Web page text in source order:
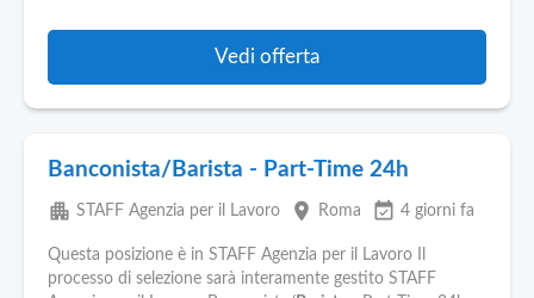
Vedi offerta
Banconista/Barista - Part-Time 24h
apartment STAFF Agenzia per il Lavoro place Roma event_available 4 giorni fa
Questa posizione è in STAFF Agenzia per il Lavoro Il
processo di selezione sarà interamente gestito STAFF